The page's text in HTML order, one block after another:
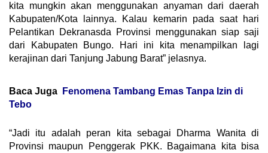
kita mungkin akan menggunakan anyaman dari daerah
Kabupaten/Kota lainnya. Kalau kemarin pada saat hari
Pelantikan Dekranasda Provinsi menggunakan siap saji
dari Kabupaten Bungo. Hari ini kita menampilkan lagi
kerajinan dari Tanjung Jabung Barat” jelasnya.
Baca Juga
Fenomena Tambang Emas Tanpa Izin di
Tebo
“Jadi itu adalah peran kita sebagai Dharma Wanita di
Provinsi maupun Penggerak PKK. Bagaimana kita bisa